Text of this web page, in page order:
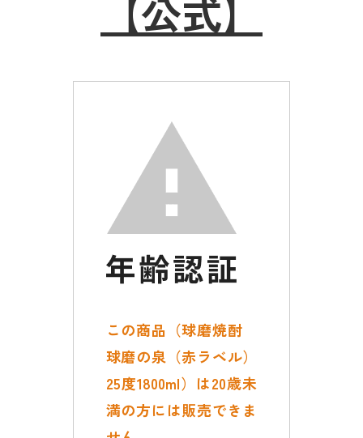
【公式】
この商品（球磨焼酎
球磨の泉（赤ラベル）
25度1800ml）は20歳未
満の方には販売できま